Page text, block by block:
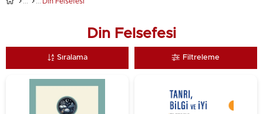
Din Felsefesi
Filtreleme
Sıralama